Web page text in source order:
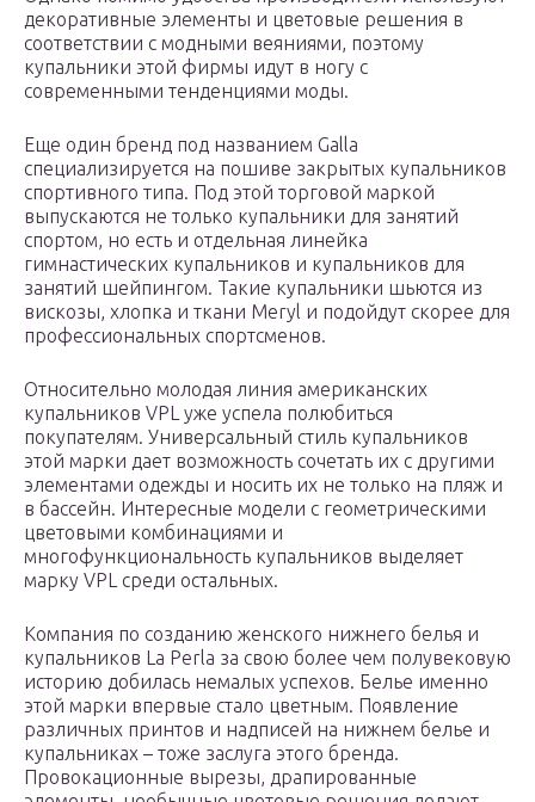
декоративные элементы и цветовые решения в
соответствии с модными веяниями, поэтому
купальники этой фирмы идут в ногу с
современными тенденциями моды.
Еще один бренд под названием Galla
специализируется на пошиве закрытых купальников
спортивного типа. Под этой торговой маркой
выпускаются не только купальники для занятий
спортом, но есть и отдельная линейка
гимнастических купальников и купальников для
занятий шейпингом. Такие купальники шьются из
вискозы, хлопка и ткани Meryl и подойдут скорее для
профессиональных спортсменов.
Относительно молодая линия американских
купальников VPL уже успела полюбиться
покупателям. Универсальный стиль купальников
этой марки дает возможность сочетать их с другими
элементами одежды и носить их не только на пляж и
в бассейн. Интересные модели с геометрическими
цветовыми комбинациями и
многофункциональность купальников выделяет
марку VPL среди остальных.
Компания по созданию женского нижнего белья и
купальников La Perla за свою более чем полувековую
историю добилась немалых успехов. Белье именно
этой марки впервые стало цветным. Появление
различных принтов и надписей на нижнем белье и
купальниках – тоже заслуга этого бренда.
Провокационные вырезы, драпированные